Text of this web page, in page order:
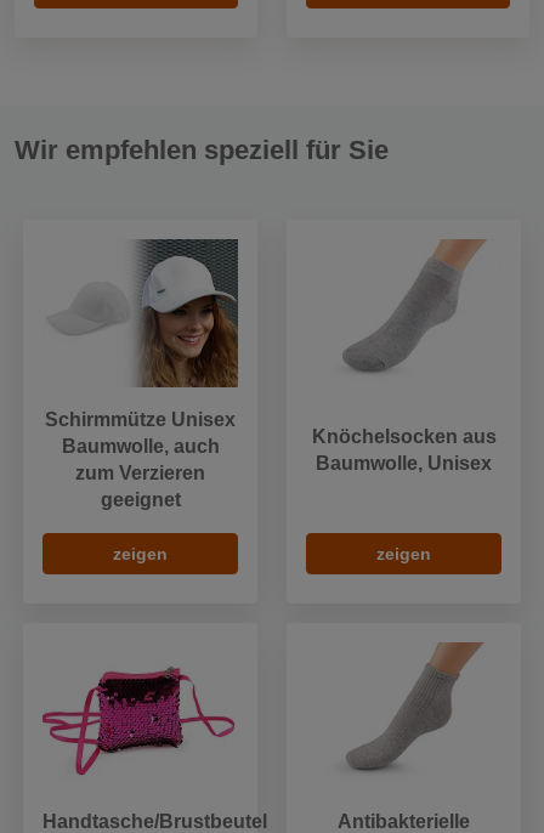
Wir empfehlen speziell für Sie
Schirmmütze Unisex
Baumwolle, auch
zum Verzieren
geeignet
zeigen
Knöchelsocken aus
Baumwolle, Unisex
zeigen
Handtasche/Brustbeutel
Antibakterielle